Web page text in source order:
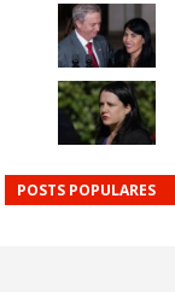
POSTS POPULARES